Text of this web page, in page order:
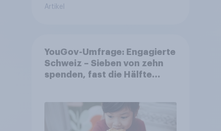
Artikel
YouGov-Umfrage: Engagierte
Schweiz – Sieben von zehn
spenden, fast die Hälfte